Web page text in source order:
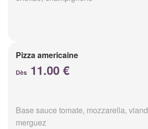
Pizza americaine
Dès 11.00 €
Base sauce tomate, mozzarella,
merguez